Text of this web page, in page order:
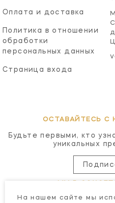
Оплата и доставка
Политика в отношении
обработки
персональных данных
Страница входа
ОСТАВАЙТЕСЬ С
Будьте первыми, кто
уникальных
На нашем сайте мы